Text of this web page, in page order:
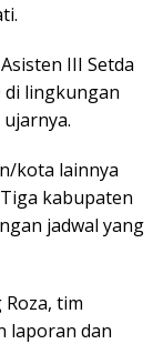
III Setda
di lingkungan
kota lainnya
kabupaten
jadwal yang
tim
laporan dan